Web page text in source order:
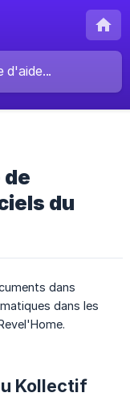
du
dans
dans les
Kollectif